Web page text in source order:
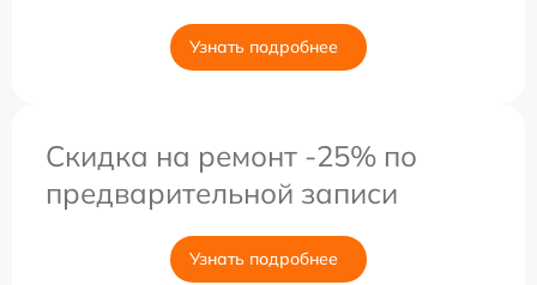
Узнать подробнее
Скидка на ремонт -25% по
предварительной записи
Узнать подробнее